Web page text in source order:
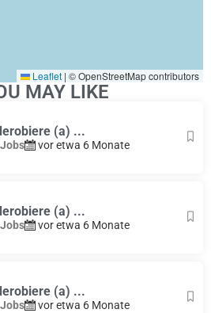
Leaflet | © OpenStreetMap contributors
MAY LIKE
(a) ...
vor etwa 6 Monate
(a) ...
vor etwa 6 Monate
(a) ...
vor etwa 6 Monate